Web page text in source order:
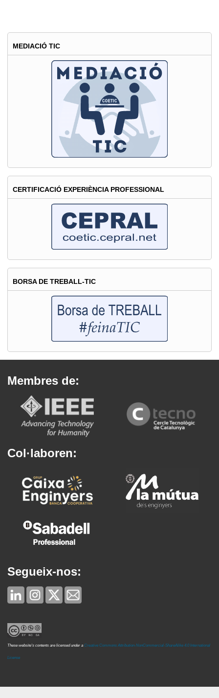
present
al
#MEMEnginy16
MEDIACIÓ TIC
CERTIFICACIÓ EXPERIÈNCIA PROFESSIONAL
BORSA DE TREBALL-TIC
Membres de:
Col·laboren:
Segueix-nos:
These website's contents are licensed under a Creative Commons Attribution-NonCommercial-ShareAlike 4.0 International
License